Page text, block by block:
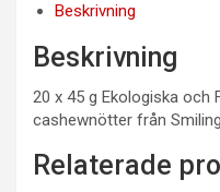
Beskrivning
Beskrivning
20 x 45 g Ekologiska och
cashewnötter från
Relaterade